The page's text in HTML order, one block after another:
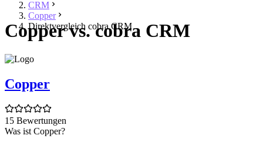
CRM
Copper
Direktvergleich cobra CRM
Copper vs. cobra CRM
Copper
15 Bewertungen
Was ist Copper?